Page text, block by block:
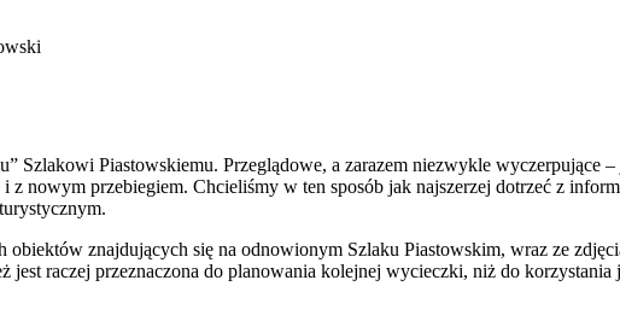
Szlakowi Piastowskiemu. Przeglądowe, a zarazem niezwykle
nowym przebiegiem. Chcieliśmy w ten sposób jak najszerzej dotrzeć z
obiektów znajdujących się na odnowionym Szlaku Piastowskim, wraz ze
jest raczej przeznaczona do planowania kolejnej wycieczki, niż do